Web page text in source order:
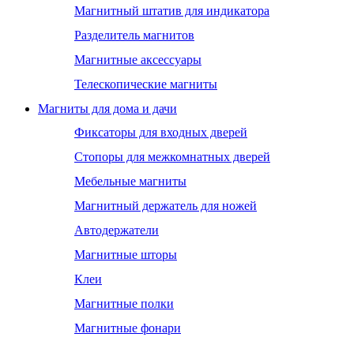
Магнитный штатив для индикатора
Разделитель магнитов
Магнитные аксессуары
Телескопические магниты
Магниты для дома и дачи
Фиксаторы для входных дверей
Стопоры для межкомнатных дверей
Мебельные магниты
Магнитный держатель для ножей
Автодержатели
Магнитные шторы
Клеи
Магнитные полки
Магнитные фонари